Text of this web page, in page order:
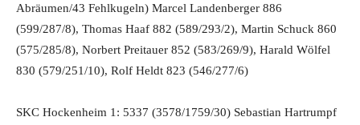
Abräumen/43 Fehlkugeln) Marcel Landenberger 886
(599/287/8), Thomas Haaf 882 (589/293/2), Martin Schuck 860
(575/285/8), Norbert Preitauer 852 (583/269/9), Harald Wölfel
830 (579/251/10), Rolf Heldt 823 (546/277/6)
SKC Hockenheim 1: 5337 (3578/1759/30) Sebastian Hartrumpf